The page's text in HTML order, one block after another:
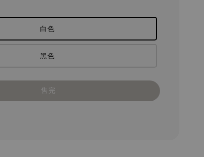
白色
黑色
售完